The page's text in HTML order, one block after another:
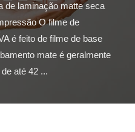
de laminação matte seca
O filme de
é feito de filme de base
mate é geralmente
até 42 ...